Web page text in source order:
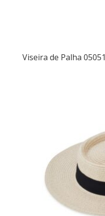
Viseira de Palha 05051